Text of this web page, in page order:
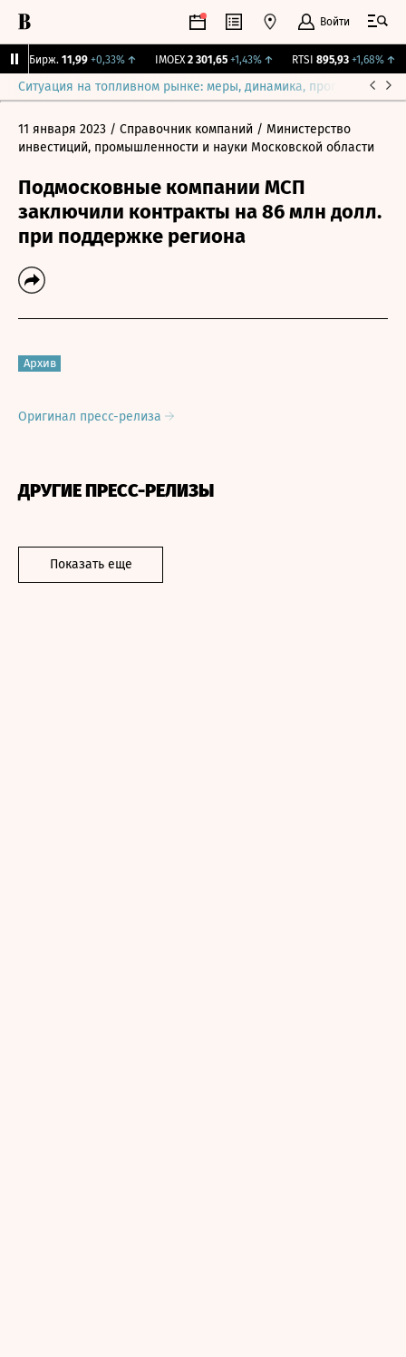
Войти
Бирж. 11,99 +0,33%↑ IMOEX 2 301,65 +1,43%↑ RTSI 895,93 +1,68%↑
Ситуация на топливном рынке: меры, динамика, прогнозы
11 января 2023 / Справочник компаний / Министерство
инвестиций, промышленности и науки Московской области
Подмосковные компании МСП
заключили контракты на 86 млн долл.
при поддержке региона
Архив
Оригинал пресс-релиза
ДРУГИЕ ПРЕСС-РЕЛИЗЫ
Показать еще